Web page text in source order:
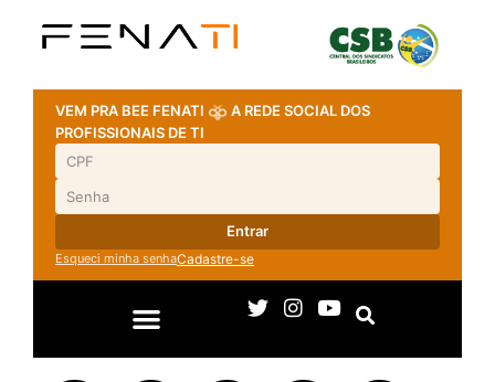
VEM PRA BEE FENATI
A REDE SOCIAL DOS
PROFISSIONAIS DE TI
Entrar
Esqueci minha senhaCadastre-se